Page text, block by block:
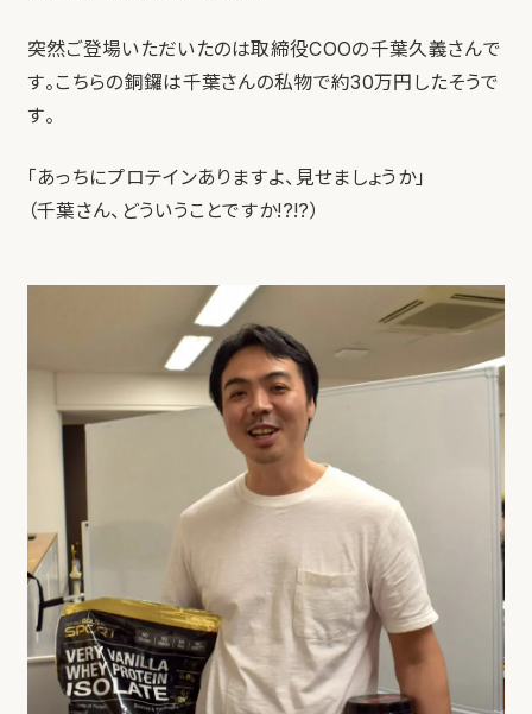
突然ご登場いただいたのは取締役COOの千葉久義さんで
す。こちらの銅鑼は千葉さんの私物で約30万円したそうで
す。
「あっちにプロテインありますよ、見せましょうか」
（千葉さん、どういうことですか!?!?）